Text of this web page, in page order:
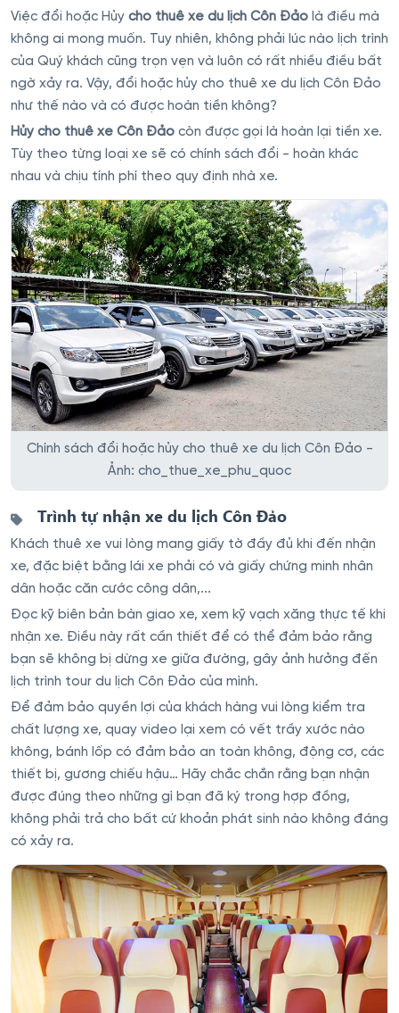
Việc đổi hoặc Hủy cho thuê xe du lịch Côn Đảo là điều mà
không ai mong muốn. Tuy nhiên, không phải lúc nào lịch trình
của Quý khách cũng trọn vẹn và luôn có rất nhiều điều bất
ngờ xảy ra. Vậy, đổi hoặc hủy cho thuê xe du lịch Côn Đảo
như thế nào và có được hoàn tiền không?
Hủy cho thuê xe Côn Đảo còn được gọi là hoàn lại tiền xe.
Tùy theo từng loại xe sẽ có chính sách đổi - hoàn khác
nhau và chịu tính phí theo quy định nhà xe.
Chính sách đổi hoặc hủy cho thuê xe du lịch Côn Đảo -
Ảnh: cho_thue_xe_phu_quoc
Trình tự nhận xe du lịch Côn Đảo
Khách thuê xe vui lòng mang giấy tờ đầy đủ khi đến nhận
xe, đặc biệt bằng lái xe phải có và giấy chứng minh nhân
dân hoặc căn cước công dân,...
Đọc kỹ biên bản bàn giao xe, xem kỹ vạch xăng thực tế khi
nhận xe. Điều này rất cần thiết để có thể đảm bảo rằng
bạn sẽ không bị dừng xe giữa đường, gây ảnh hưởng đến
lịch trình tour du lịch Côn Đảo của mình.
Để đảm bảo quyền lợi của khách hàng vui lòng kiểm tra
chất lượng xe, quay video lại xem có vết trầy xước nào
không, bánh lốp có đảm bảo an toàn không, động cơ, các
thiết bị, gương chiếu hậu… Hãy chắc chắn rằng bạn nhận
được đúng theo những gì bạn đã ký trong hợp đồng,
không phải trả cho bất cứ khoản phát sinh nào không đáng
có xảy ra.